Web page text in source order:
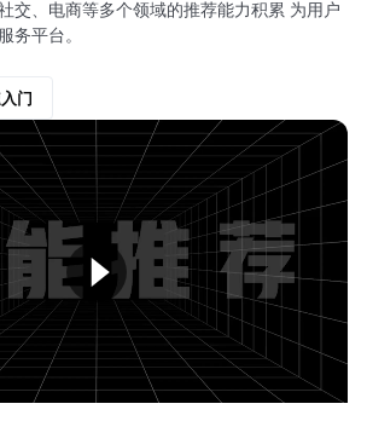
交、电商等多个领域的推荐能力积累 为用户
务平台。
门